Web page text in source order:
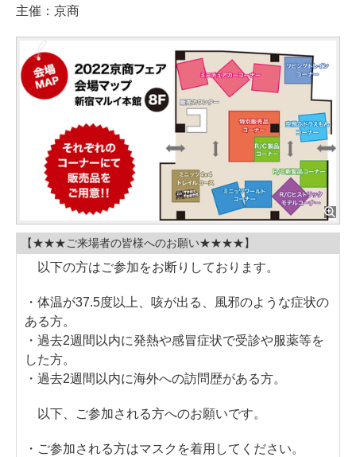
主催：京商
【★★★ご来場者の皆様へのお願い★★★★】
以下の方はご参加をお断りしております。
・体温が37.5度以上、咳が出る、風邪のような症状の
ある方。
・過去2週間以内に発熱や感冒症状で受診や服薬等を
した方。
・過去2週間以内に海外への訪問歴がある方。
以下、ご参加される方へのお願いです。
・ご参加される方はマスクを着用してください。